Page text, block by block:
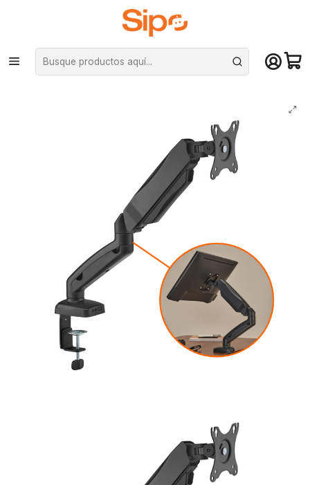
¡Compra hasta mediodía y recibe hoy! De lunes a sábado en el gran
Santiago. Envío gratis desde $29.990
Inicio Monitores Soporte de monitores
Soporte Premium de mesa para monitor o TV de 17 a 32, soporta 9kg